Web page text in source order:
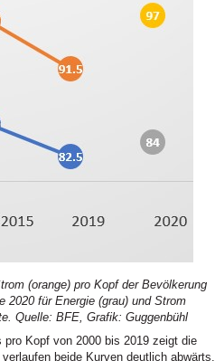
(orange) pro Kopf der Bevölkerung
2020 für Energie (grau) und Strom
Quelle: BFE, Grafik: Guggenbühl
Kopf von 2000 bis 2019 zeigt die
beide Kurven deutlich abwärts.